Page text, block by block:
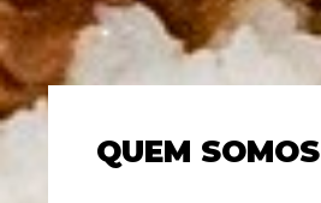
QUEM SOMOS